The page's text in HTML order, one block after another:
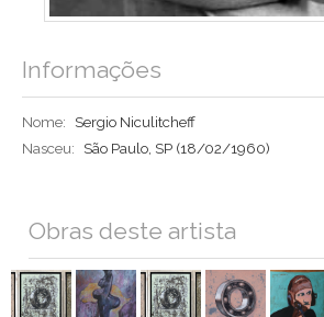
Informações
Nome:
Sergio Niculitcheff
Nasceu:
São Paulo, SP (18/02/1960)
Obras deste artista